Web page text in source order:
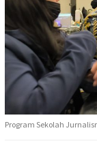
Program Sekolah